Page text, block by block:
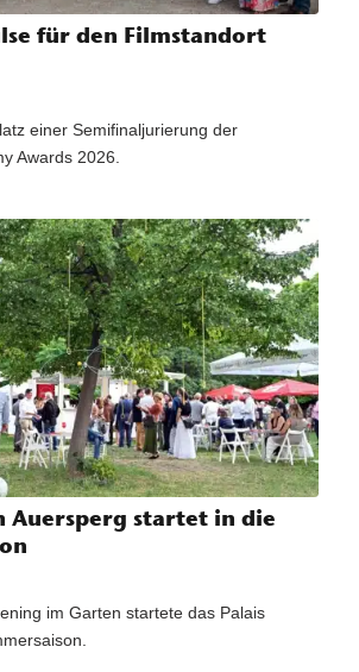
für den Filmstandort
einer Semifinaljurierung der
Awards 2026.
Auersperg startet in die
im Garten startete das Palais